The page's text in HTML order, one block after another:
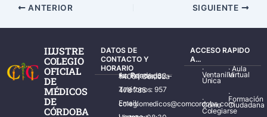
ANTERIOR SIGUIENTE
ILUSTRE
COLEGIO
OFICIAL
DE
MÉDICOS
DE
CÓRDOBA
DATOS DE
CONTACTO Y
HORARIO
Av. Ronda de los Tejares, 32 – 14001 Córdoba
Teléfonos: 957 478 785
Email: colegiomedicos@comcordoba.com
ACCESO RAPIDO
A...
·
Ventanilla
Única
·
Cómo
Colegiarse
·Aula
Virtual
·
Formación
Ciudadana